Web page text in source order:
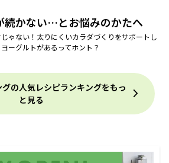
続かない…とお悩みのかたへ
ゃない！太りにくいカラダづくりをサポートし
ーグルトがあるってホント？
の人気レシピランキングをもっ
と見る